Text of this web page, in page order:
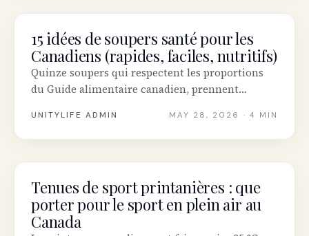
NUTRITION
15 idées de soupers santé pour les
Canadiens (rapides, faciles, nutritifs)
Quinze soupers qui respectent les proportions
du Guide alimentaire canadien, prennent
chez Loblaws, Metro, IGA, Sobeys ou Costco
Canada.
UNITYLIFE ADMIN MAY 28, 2026 · 4 MIN
FITNESS
Tenues de sport printanières : que
porter pour le sport en plein air au
Canada